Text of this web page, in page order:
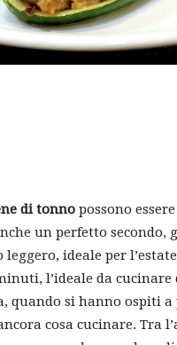
di tonno possono
un perfetto secondo,
ideale per
l’ideale da cucinare
quando si hanno ospiti a
cosa cucinare. Tra